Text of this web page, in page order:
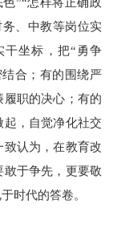
、中教等岗位实
干坐标，把“勇争
合；有的围绕严
职的决心；有的
，自觉净化社交
认为，在教育改
于争先，更要敬
时代的答卷。